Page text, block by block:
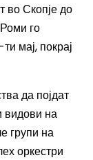
во Скопје до
го
мај, покрај
да појдат
видови на
групи на
оркестри